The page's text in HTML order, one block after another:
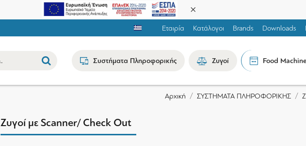
Εταιρία Κατάλογοι Brands Downloads
Συστήματα Πληροφορικής Ζυγοί Food
Αρχική ΣΥΣΤΗΜΑΤΑ ΠΛΗΡΟΦΟΡΙΚΗΣ
Ζυγοί με Scanner/ Check Out